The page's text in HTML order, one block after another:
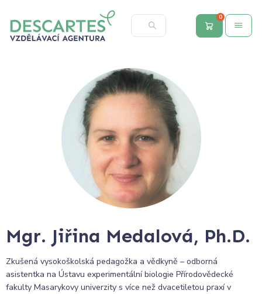
0
Mgr. Jiřina Medalová, Ph.D.
Zkušená vysokoškolská pedagožka a vědkyně – odborná
asistentka na Ústavu experimentální biologie Přírodovědecké
fakulty Masarykovy univerzity s více než dvacetiletou praxí v